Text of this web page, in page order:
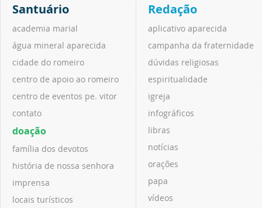
Santuário
academia marial
água mineral aparecida
cidade do romeiro
centro de apoio ao romeiro
centro de eventos pe. vitor
contato
doação
família dos devotos
história de nossa senhora
imprensa
locais turísticos
Redação
aplicativo aparecida
campanha da fraternidade
dúvidas religiosas
espiritualidade
igreja
infográficos
libras
notícias
orações
papa
vídeos